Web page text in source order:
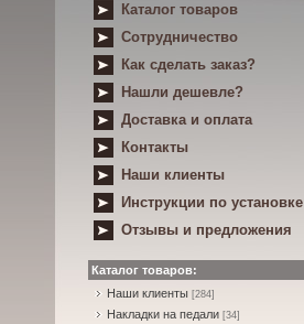
Каталог товаров
Сотрудничество
Как сделать заказ?
Нашли дешевле?
Доставка и оплата
Контакты
Наши клиенты
Инструкции по установке
Отзывы и предложения
Каталог товаров:
Наши клиенты [284]
Накладки на педали [34]